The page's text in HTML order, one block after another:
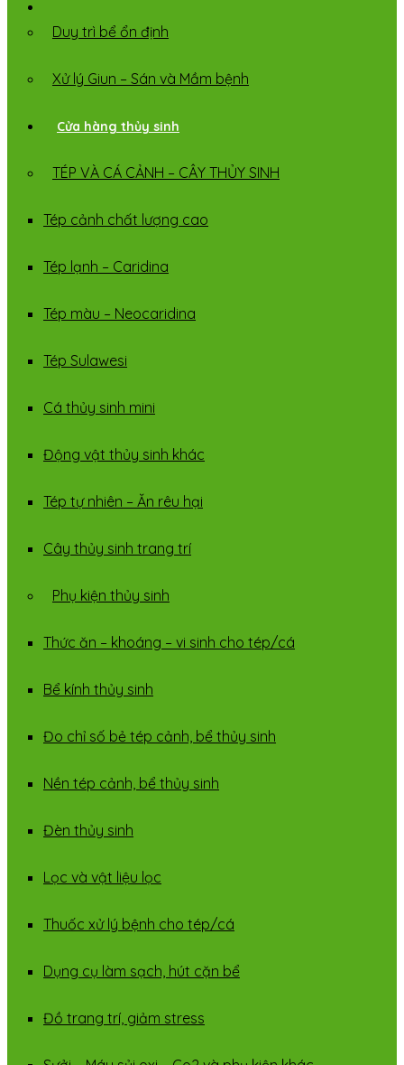
Duy trì bể ổn định
Xử lý Giun – Sán và Mầm bệnh
Cửa hàng thủy sinh
TÉP VÀ CÁ CẢNH – CÂY THỦY SINH
Tép cảnh chất lượng cao
Tép lạnh – Caridina
Tép màu – Neocaridina
Tép Sulawesi
Cá thủy sinh mini
Động vật thủy sinh khác
Tép tự nhiên – Ăn rêu hại
Cây thủy sinh trang trí
Phụ kiện thủy sinh
Thức ăn – khoáng – vi sinh cho tép/cá
Bể kính thủy sinh
Đo chỉ số bẻ tép cảnh, bể thủy sinh
Nền tép cảnh, bể thủy sinh
Đèn thủy sinh
Lọc và vật liệu lọc
Thuốc xử lý bệnh cho tép/cá
Dụng cụ làm sạch, hút cặn bể
Đồ trang trí, giảm stress